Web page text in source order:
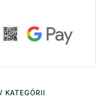
KATEGÓRII